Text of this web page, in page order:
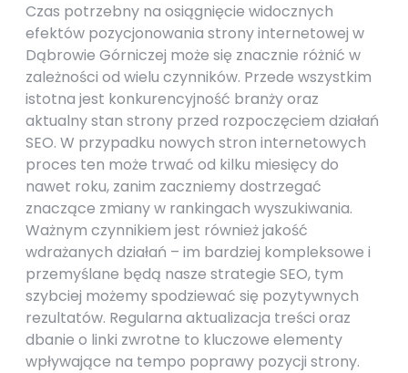
Czas potrzebny na osiągnięcie widocznych
efektów pozycjonowania strony internetowej w
Dąbrowie Górniczej może się znacznie różnić w
zależności od wielu czynników. Przede wszystkim
istotna jest konkurencyjność branży oraz
aktualny stan strony przed rozpoczęciem działań
SEO. W przypadku nowych stron internetowych
proces ten może trwać od kilku miesięcy do
nawet roku, zanim zaczniemy dostrzegać
znaczące zmiany w rankingach wyszukiwania.
Ważnym czynnikiem jest również jakość
wdrażanych działań – im bardziej kompleksowe i
przemyślane będą nasze strategie SEO, tym
szybciej możemy spodziewać się pozytywnych
rezultatów. Regularna aktualizacja treści oraz
dbanie o linki zwrotne to kluczowe elementy
wpływające na tempo poprawy pozycji strony.